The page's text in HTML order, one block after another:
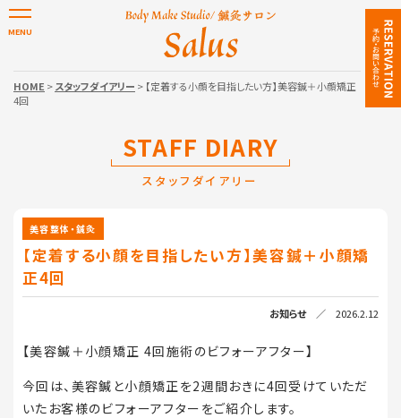
HOME >スタッフダイアリー > 【定着する小顔を目指したい方】美容鍼＋小顔矯正
4回
STAFF DIARY
スタッフダイアリー
美容整体・鍼灸
【定着する小顔を目指したい方】美容鍼＋小顔矯
正4回
お知らせ／ 2026.2.12
【美容鍼＋小顔矯正 4回施術のビフォーアフター】
今回は、美容鍼と小顔矯正を2週間おきに4回受けていただ
いたお客様のビフォーアフターをご紹介します。